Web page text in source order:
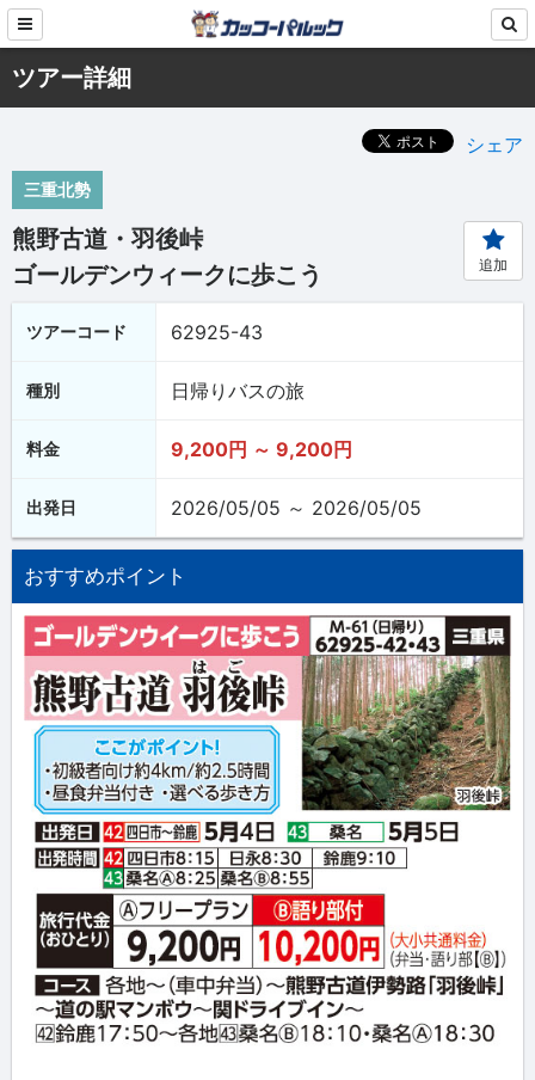
ツアー詳細
シェア
三重北勢
熊野古道・羽後峠
ゴールデンウィークに歩こう
追加
ツアーコード 62925-43
種別 日帰りバスの旅
料金 9,200円 ～ 9,200円
出発日 2026/05/05 ～ 2026/05/05
おすすめポイント